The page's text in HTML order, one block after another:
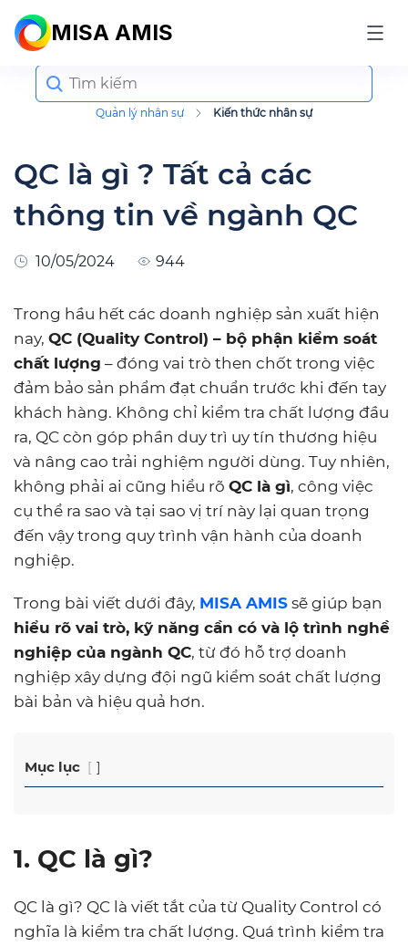
MISA AMIS
Quản lý nhân sự Kiến thức nhân sự
Search
for:
QC là gì ? Tất cả các
thông tin về ngành QC
10/05/2024 944
Trong hầu hết các doanh nghiệp sản xuất hiện
nay, QC (Quality Control) – bộ phận kiểm soát
chất lượng – đóng vai trò then chốt trong việc
đảm bảo sản phẩm đạt chuẩn trước khi đến tay
khách hàng. Không chỉ kiểm tra chất lượng đầu
ra, QC còn góp phần duy trì uy tín thương hiệu
và nâng cao trải nghiệm người dùng. Tuy nhiên,
không phải ai cũng hiểu rõ QC là gì, công việc
cụ thể ra sao và tại sao vị trí này lại quan trọng
đến vậy trong quy trình vận hành của doanh
nghiệp.
Trong bài viết dưới đây, MISA AMIS sẽ giúp bạn
hiểu rõ vai trò, kỹ năng cần có và lộ trình nghề
nghiệp của ngành QC, từ đó hỗ trợ doanh
nghiệp xây dựng đội ngũ kiểm soát chất lượng
bài bản và hiệu quả hơn.
Mục lục
1. QC là gì?
QC là gì? QC là viết tắt của từ Quality Control có
nghĩa là kiểm tra chất lượng. Quá trình kiểm tra